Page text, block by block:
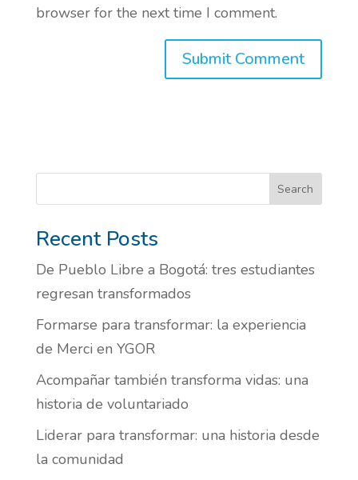
browser for the next time I comment.
Search
Recent Posts
De Pueblo Libre a Bogotá: tres estudiantes
regresan transformados
Formarse para transformar: la experiencia
de Merci en YGOR
Acompañar también transforma vidas: una
historia de voluntariado
Liderar para transformar: una historia desde
la comunidad